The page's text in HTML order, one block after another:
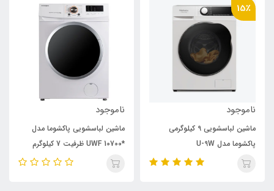
15٪
ناموجود
ماشین لباسشویی 9 کیلوگرمی
پاکشوما مدل U-9W
ناموجود
ماشین لباسشویی پاکشوما مدل
*UWF 10700 ظرفیت 7 کیلوگرم